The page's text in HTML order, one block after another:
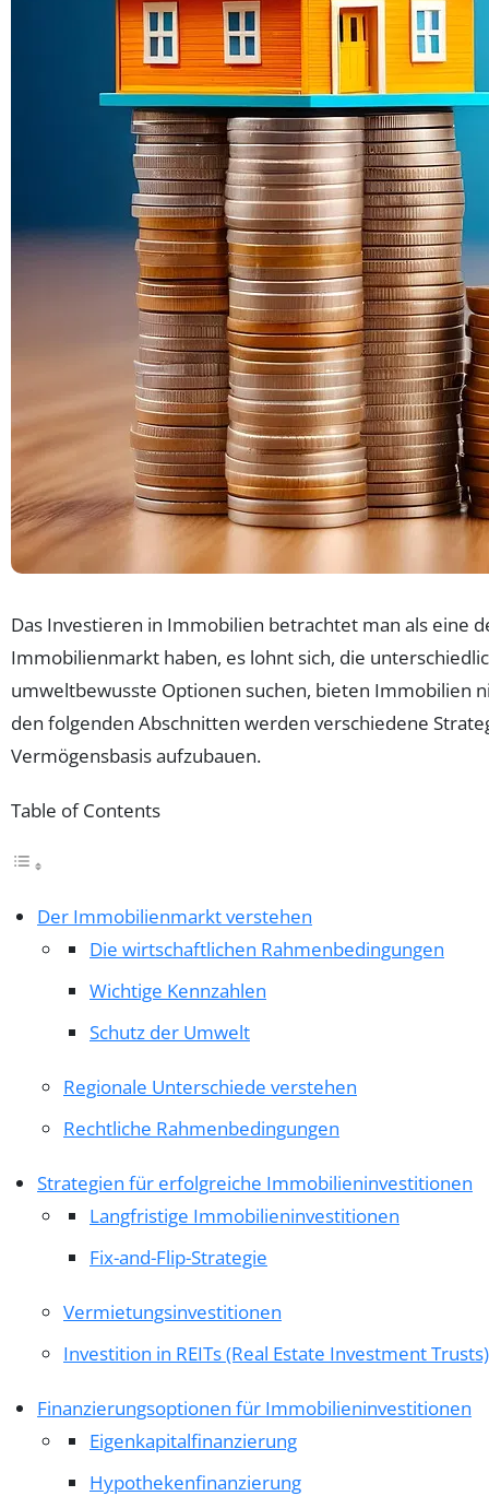
Das Investieren in Immobilien betrachtet man als eine
Immobilienmarkt haben, es lohnt sich, die
umweltbewusste Optionen suchen, bieten Immobilien
den folgenden Abschnitten werden verschiedene
Vermögensbasis aufzubauen.
Table of Contents
Der Immobilienmarkt verstehen
Die wirtschaftlichen Rahmenbedingungen
Wichtige Kennzahlen
Schutz der Umwelt
Regionale Unterschiede verstehen
Rechtliche Rahmenbedingungen
Strategien für erfolgreiche Immobilieninvestitionen
Langfristige Immobilieninvestitionen
Fix-and-Flip-Strategie
Vermietungsinvestitionen
Investition in REITs (Real Estate Investment Trusts)
Finanzierungsoptionen für Immobilieninvestitionen
Eigenkapitalfinanzierung
Hypothekenfinanzierung